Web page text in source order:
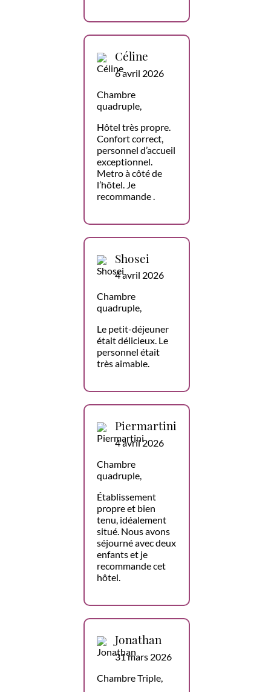
Céline
6 avril 2026
Chambre
quadruple,
Hôtel très propre.
Confort correct,
personnel d’accueil
exceptionnel.
Metro à côté de
l’hôtel. Je
recommande .
Shosei
4 avril 2026
Chambre
quadruple,
Le petit-déjeuner
était délicieux. Le
personnel était
très aimable.
Piermartini
4 avril 2026
Chambre
quadruple,
Établissement
propre et bien
tenu, idéalement
situé. Nous avons
séjourné avec deux
enfants et je
recommande cet
hôtel.
Jonathan
31 mars 2026
Chambre Triple,